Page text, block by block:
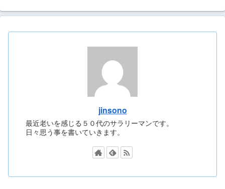
jinsono
最近老いを感じる５０代のサラリーマンです。
日々思う事を書いていきます。